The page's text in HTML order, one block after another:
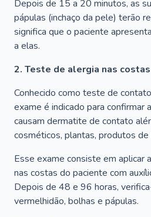
Depois de 15 a 20 minutos, as
pápulas (inchaço da pele) terão
significa que o paciente
a elas.
2. Teste de alergia nas costas
Conhecido como teste de
exame é indicado para confirmar
causam dermatite de contato
cosméticos, plantas, produtos
Esse exame consiste em aplicar
nas costas do paciente com
Depois de 48 e 96 horas,
vermelhidão, bolhas e pápulas.